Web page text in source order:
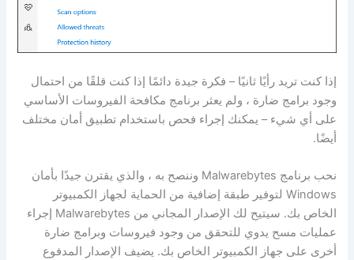
إذا كنت تريد رأيًا ثانيًا – فكرة جيدة دائمًا إذا كنت قلقًا من احتمال
وجود برامج ضارة ، ولم يعثر برنامج مكافحة الفيروسات الأساسي
على أي شيء – يمكنك إجراء فحص باستخدام تطبيق أمان مختلف
أيضًا.
نحب برنامج Malwarebytes وننصح به ، والذي يقترن جيدًا بأمان
Windows لتوفير طبقة إضافية من الحماية لجهاز الكمبيوتر
الخاص بك. سيتيح لك الإصدار المجاني من Malwarebytes إجراء
عمليات مسح يدوي للتحقق من وجود فيروسات وبرامج ضارة
أخرى على جهاز الكمبيوتر الخاص بك. يضيف الإصدار المدفوع